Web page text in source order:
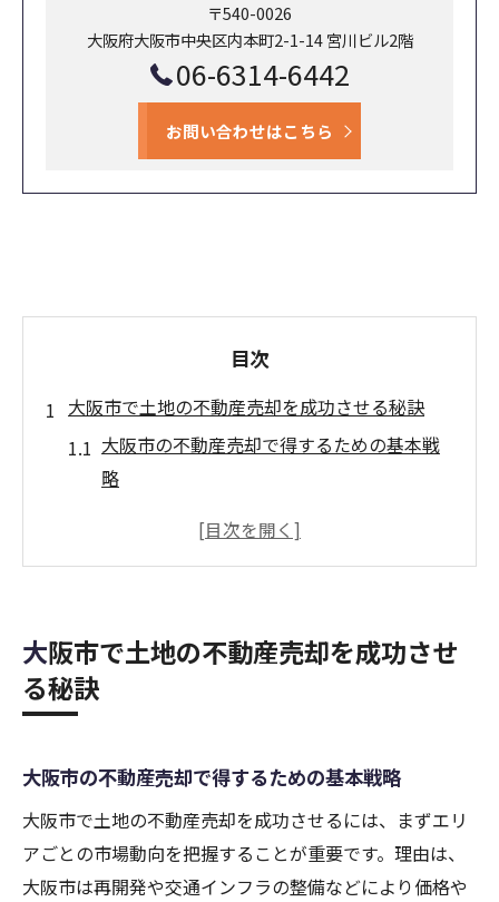
〒540-0026
大阪府大阪市中央区内本町2-1-14 宮川ビル2階
06-6314-6442
お問い合わせはこちら
目次
大阪市で土地の不動産売却を成功させる秘訣
大阪市の不動産売却で得するための基本戦
略
不動産買取業者ランキングを活用した売却
大阪の不動産買取業者一覧と選び方ポイン
訣
高く早く売るための大阪市土地売却戦略
不動産売却で高値を実現する大阪市のコツ
大阪土地買取の最新動向と売却タイミング
大阪市で土地の不動産売却を成功させ
る秘訣
大阪市の不動産売却で得するための基本戦略
大阪市で土地の不動産売却を成功させるには、まずエリ
アごとの市場動向を把握することが重要です。理由は、
大阪市は再開発や交通インフラの整備などにより価格や